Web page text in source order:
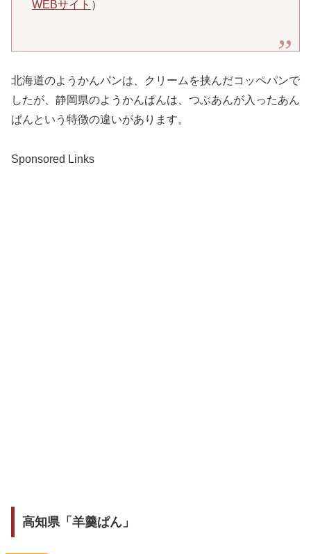
WEBサイト ）
北海道のようかんパンは、クリームを挟んだコッペパンで
したが、静岡県のようかんぱんは、つぶあんが入ったあん
ぱんという特徴の違いがあります。
Sponsored Links
高知県「羊羹ぱん」